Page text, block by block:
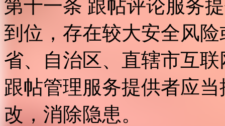
第十一条 跟帖评论服务
到位，存在较大安全风
省、自治区、直辖市互
跟帖管理服务提供者应
改，消除隐患。